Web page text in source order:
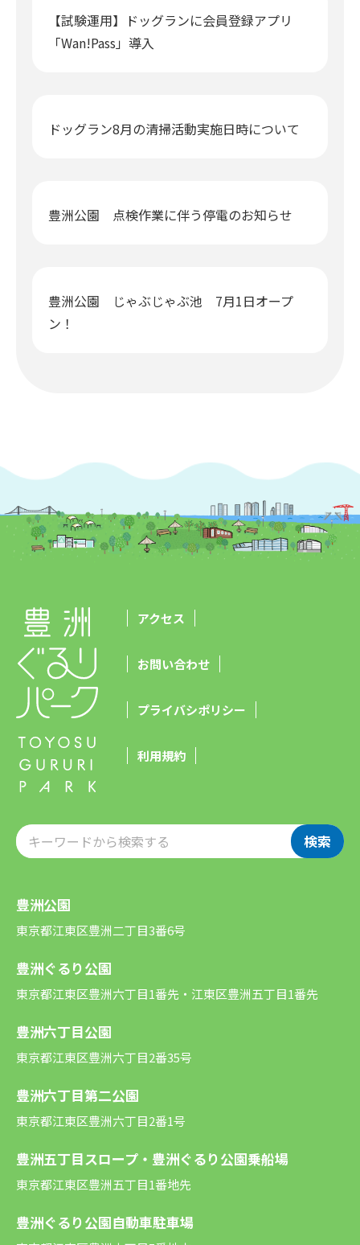
【試験運用】ドッグランに会員登録アプリ
「Wan!Pass」導入
ドッグラン8月の清掃活動実施日時について
豊洲公園 点検作業に伴う停電のお知らせ
豊洲公園 じゃぶじゃぶ池 7月1日オープ
ン！
アクセス
お問い合わせ
プライバシポリシー
利用規約
検索
豊洲公園
東京都江東区豊洲二丁目3番6号
豊洲ぐるり公園
東京都江東区豊洲六丁目1番先・江東区豊洲五丁目1番先
豊洲六丁目公園
東京都江東区豊洲六丁目2番35号
豊洲六丁目第二公園
東京都江東区豊洲六丁目2番1号
豊洲五丁目スロープ・豊洲ぐるり公園乗船場
東京都江東区豊洲五丁目1番地先
豊洲ぐるり公園自動車駐車場